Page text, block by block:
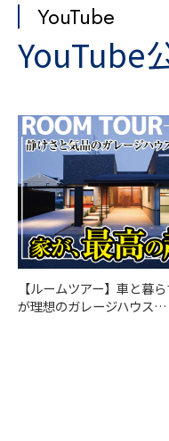
YouTube
YouTube
【ルームツアー】車と暮
が理想のガレージハウス…